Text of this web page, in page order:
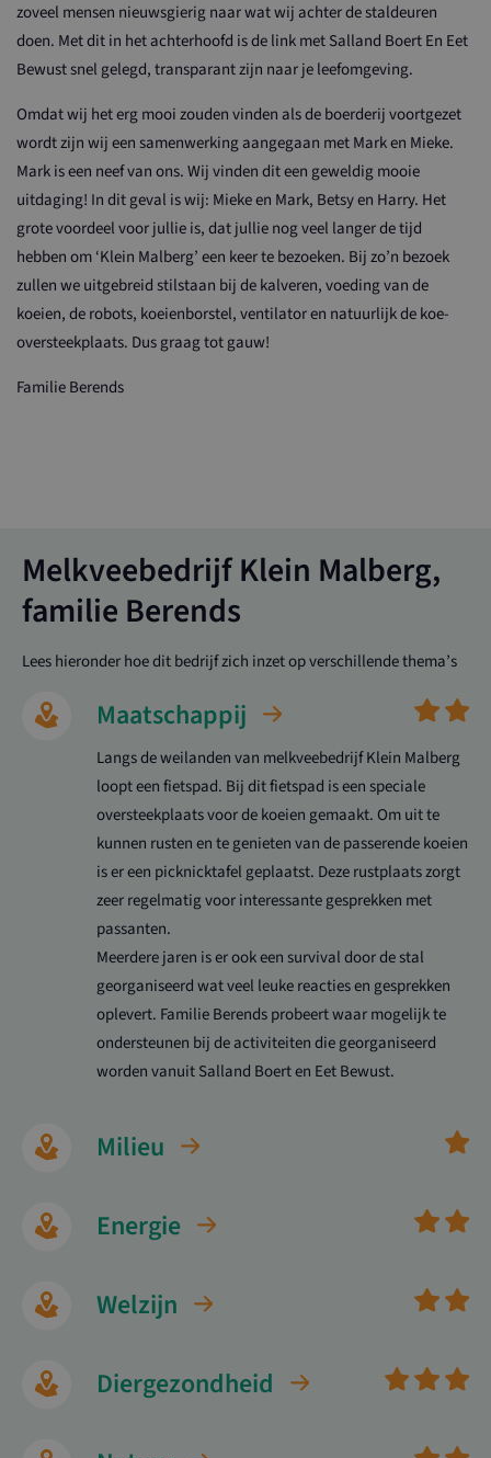
zoveel mensen nieuwsgierig naar wat wij achter de staldeuren
doen. Met dit in het achterhoofd is de link met Salland Boert En Eet
Bewust snel gelegd, transparant zijn naar je leefomgeving.
Omdat wij het erg mooi zouden vinden als de boerderij voortgezet
wordt zijn wij een samenwerking aangegaan met Mark en Mieke.
Mark is een neef van ons. Wij vinden dit een geweldig mooie
uitdaging! In dit geval is wij: Mieke en Mark, Betsy en Harry. Het
grote voordeel voor jullie is, dat jullie nog veel langer de tijd
hebben om ‘Klein Malberg’ een keer te bezoeken. Bij zo’n bezoek
zullen we uitgebreid stilstaan bij de kalveren, voeding van de
koeien, de robots, koeienborstel, ventilator en natuurlijk de koe-
oversteekplaats. Dus graag tot gauw!
Familie Berends
Melkveebedrijf Klein Malberg,
familie Berends
Lees hieronder hoe dit bedrijf zich inzet op verschillende thema’s
Maatschappij
Langs de weilanden van melkveebedrijf Klein Malberg
loopt een fietspad. Bij dit fietspad is een speciale
oversteekplaats voor de koeien gemaakt. Om uit te
kunnen rusten en te genieten van de passerende koeien
is er een picknicktafel geplaatst. Deze rustplaats zorgt
zeer regelmatig voor interessante gesprekken met
passanten.
Meerdere jaren is er ook een survival door de stal
georganiseerd wat veel leuke reacties en gesprekken
oplevert. Familie Berends probeert waar mogelijk te
ondersteunen bij de activiteiten die georganiseerd
worden vanuit Salland Boert en Eet Bewust.
Milieu
Energie
Welzijn
Diergezondheid